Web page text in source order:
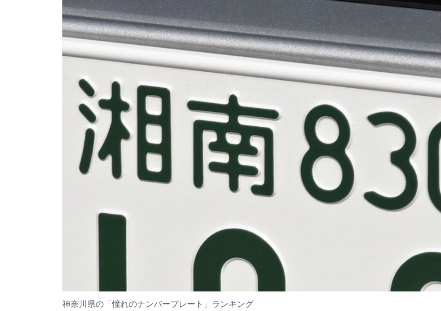
神奈川県の「憧れのナンバープレート」ランキング